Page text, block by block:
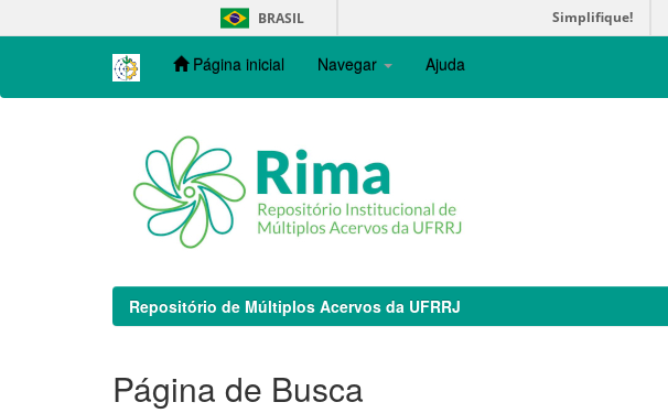
navigation
BRASIL Simplifique!
Página inicial Navegar Ajuda
Repositório de Múltiplos Acervos da UFRRJ
Página de Busca